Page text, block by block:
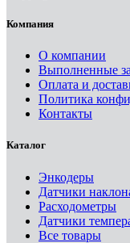
Компания
О компании
Выполненные
Оплата и
Политика
Контакты
Каталог
Энкодеры
Датчики
Расходометры
Датчики
Все товары